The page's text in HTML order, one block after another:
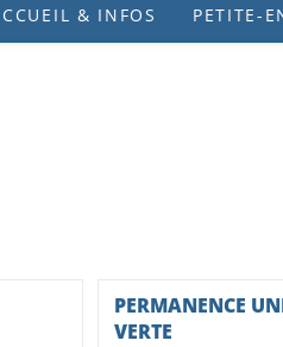
& INFOS PETITE-
PERMANENCE
VERTE